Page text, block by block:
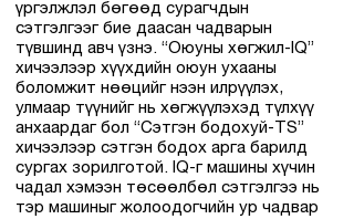
үргэлжлэл бөгөөд сурагчдын
сэтгэлгээг бие даасан чадварын
түвшинд авч үзнэ. “Оюуны хөгжил-IQ”
хичээлээр хүүхдийн оюун ухааны
боломжит нөөцийг нээн илрүүлэх,
улмаар түүнийг нь хөгжүүлэхэд түлхүү
анхаардаг бол “Сэтгэн бодохуй-TS”
хичээлээр сэтгэн бодох арга барилд
сургах зорилготой. IQ-г машины хүчин
чадал хэмээн төсөөлбөл сэтгэлгээ нь
тэр машиныг жолоодогчийн ур чадвар